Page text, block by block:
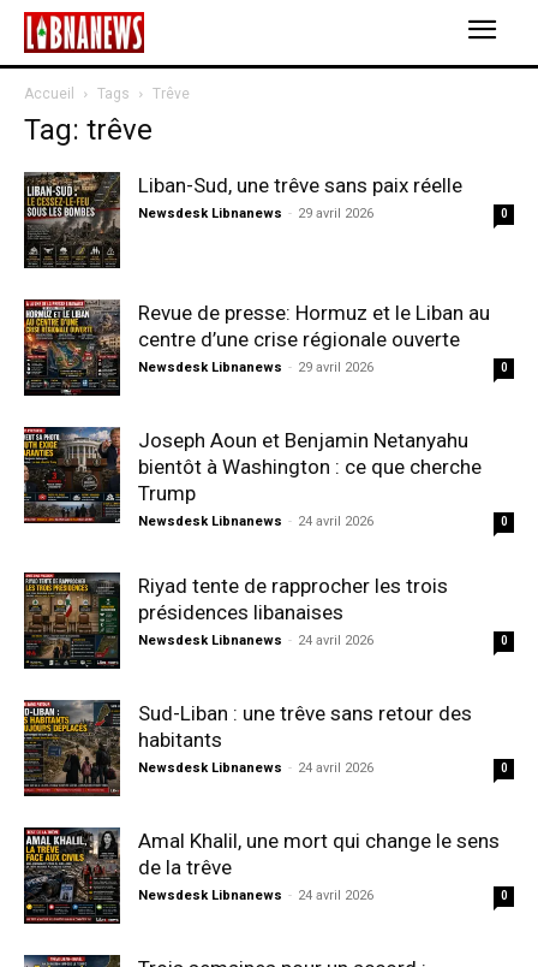
Accueil Tags Trêve
Tag: trêve
Liban-Sud, une trêve sans paix réelle
Newsdesk Libnanews - 29 avril 2026 0
Revue de presse: Hormuz et le Liban au
centre d’une crise régionale ouverte
Newsdesk Libnanews - 29 avril 2026 0
Joseph Aoun et Benjamin Netanyahu
bientôt à Washington : ce que cherche
Trump
Newsdesk Libnanews - 24 avril 2026 0
Riyad tente de rapprocher les trois
présidences libanaises
Newsdesk Libnanews - 24 avril 2026 0
Sud-Liban : une trêve sans retour des
habitants
Newsdesk Libnanews - 24 avril 2026 0
Amal Khalil, une mort qui change le sens
de la trêve
Newsdesk Libnanews - 24 avril 2026 0